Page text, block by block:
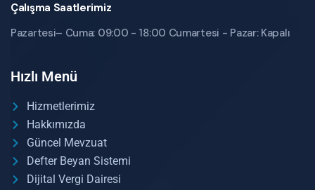
Çalışma Saatlerimiz
Pazartesi– Cuma: 09:00 - 18:00 Cumartesi - Pazar: Kapalı
Hızlı Menü
Hizmetlerimiz
Hakkımızda
Güncel Mevzuat
Defter Beyan Sistemi
Dijital Vergi Dairesi